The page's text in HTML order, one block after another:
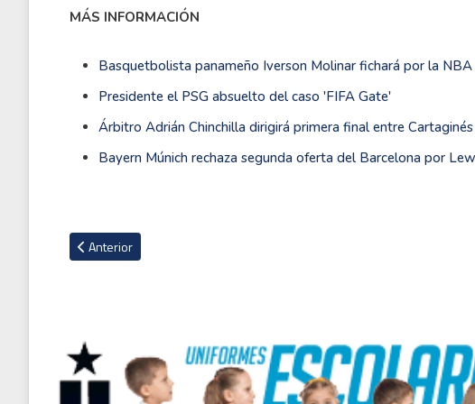
MÁS INFORMACIÓN
Basquetbolista panameño Iverson Molinar fichará por la
Presidente el PSG absuelto del caso 'FIFA Gate'
Árbitro Adrián Chinchilla dirigirá primera final entre
Bayern Múnich rechaza segunda oferta del Barcelona por
Artículo anterior: Dueños del Pachuca viajan a España para cerrar la
Anterior